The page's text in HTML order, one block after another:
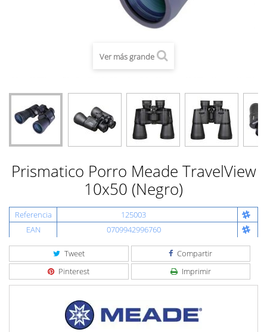
Ver más grande
Prismatico Porro Meade TravelView
10x50 (Negro)
Referencia
125003
EAN
0709942996760
Tweet
Compartir
Pinterest
Imprimir